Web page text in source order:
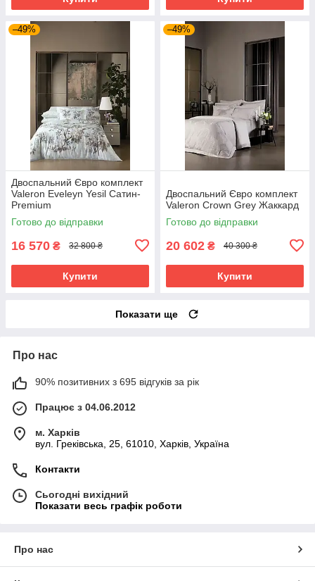
–49%
Двоспальний Євро комплект
Valeron Eveleyn Yesil Сатин-
Premium
Готово до відправки
16 570 ₴ 32 800 ₴
Купити
–49%
Двоспальний Євро комплект
Valeron Crown Grey Жаккард
Готово до відправки
20 602 ₴ 40 300 ₴
Купити
Показати ще
Про нас
90% позитивних з 695 відгуків за рік
Працює з 04.06.2012
м. Харків
вул. Греківська, 25, 61010, Харків, Україна
Контакти
Сьогодні вихідний
Показати весь графік роботи
Про нас